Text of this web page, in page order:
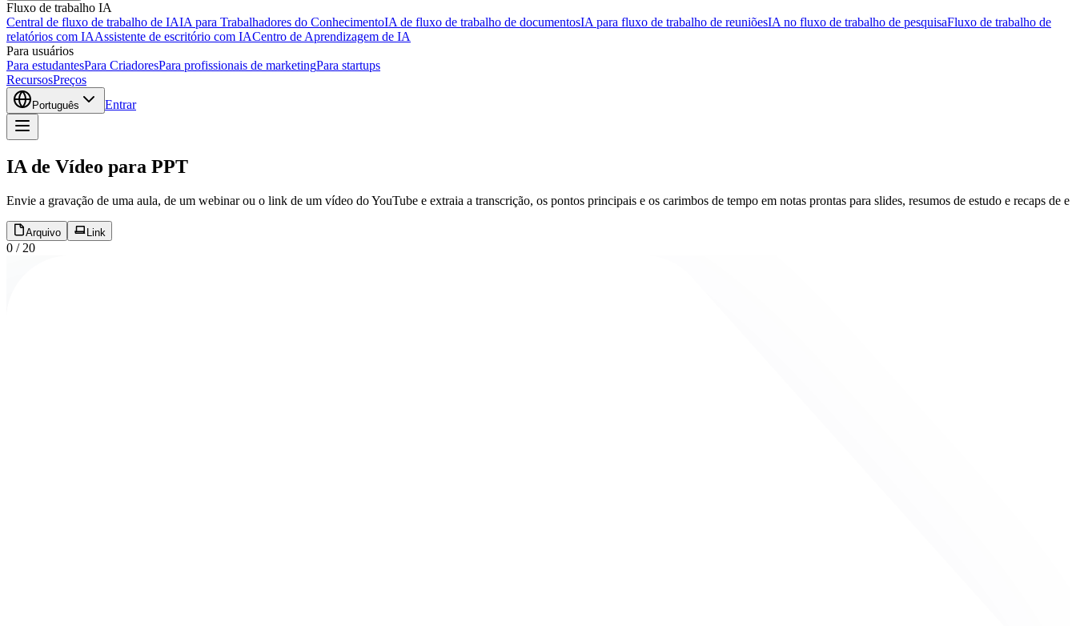
Fluxo de trabalho IA
Central de fluxo de trabalho de IAIA para Trabalhadores do ConhecimentoIA de fluxo de trabalho de documentosIA para fluxo de trabalho de reuniõesIA no fluxo de trabalho de pesquisaFluxo de trabalho de
relatórios com IAAssistente de escritório com IACentro de Aprendizagem de IA
Para usuários
Para estudantesPara CriadoresPara profissionais de marketingPara startups
RecursosPreços
Português Entrar
IA de Vídeo para PPT
Envie a gravação de uma aula, de um webinar ou o link de um vídeo do YouTube e extraia a transcrição, os pontos principais e os carimbos de tempo em notas prontas para slides, resumos de estudo e recaps de
Arquivo Link
0 / 20